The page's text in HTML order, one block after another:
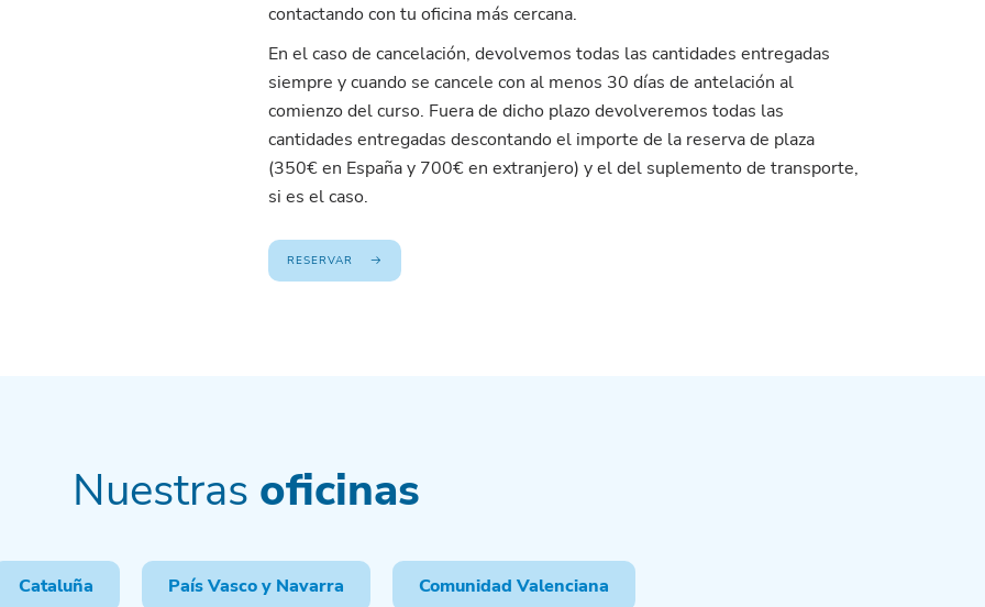
contactando con tu oficina más cercana.
En el caso de cancelación, devolvemos todas las cantidades entregadas
siempre y cuando se cancele con al menos 30 días de antelación al
comienzo del curso. Fuera de dicho plazo devolveremos todas las
cantidades entregadas descontando el importe de la reserva de plaza
(350€ en España y 700€ en extranjero) y el del suplemento de transporte,
si es el caso.
RESERVAR
Nuestras oficinas
Cataluña País Vasco y Navarra Comunidad Valenciana